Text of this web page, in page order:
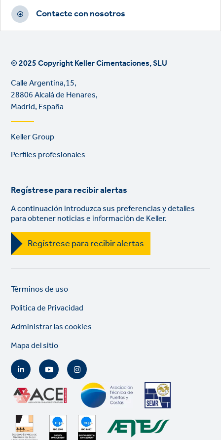
Contacte con nosotros
© 2025 Copyright Keller Cimentaciones, SLU
Calle Argentina,15,
28806 Alcalá de Henares,
Madrid, España
Footer
links
Keller Group
Perfiles profesionales
Regístrese para recibir alertas
A continuación introduzca sus preferencias y detalles
para obtener noticias e información de Keller.
Regístrese para recibir alertas
Legal
links
Términos de uso
Politica de Privacidad
Administrar las cookies
Mapa del sitio